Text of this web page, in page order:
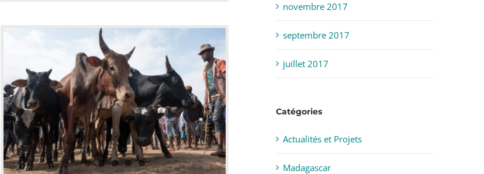
novembre 2017
septembre 2017
juillet 2017
Catégories
Actualités et Projets
Madagascar